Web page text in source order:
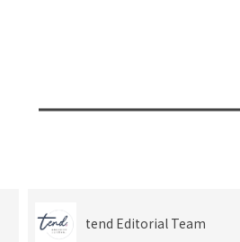
tend Editorial Team